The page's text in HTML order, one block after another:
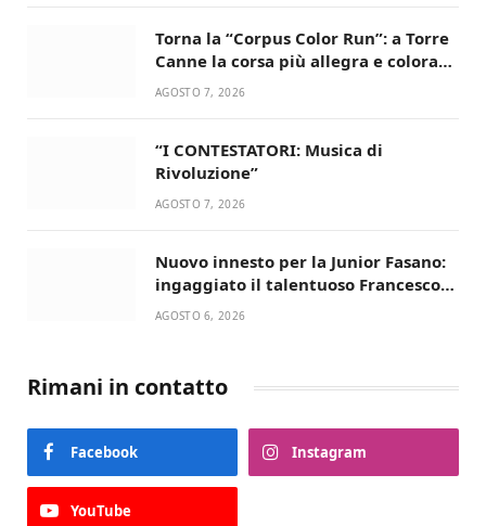
Torna la “Corpus Color Run”: a Torre
Canne la corsa più allegra e colorata
dell’estate!
AGOSTO 7, 2026
“I CONTESTATORI: Musica di
Rivoluzione”
AGOSTO 7, 2026
Nuovo innesto per la Junior Fasano:
ingaggiato il talentuoso Francesco
Lupo Timini
AGOSTO 6, 2026
Rimani in contatto
Facebook Instagram
YouTube